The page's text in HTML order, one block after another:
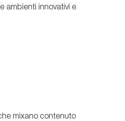
ambienti innovativi e
mixano contenuto